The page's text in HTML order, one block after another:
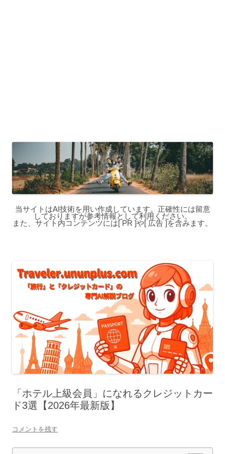
当サイトはAI技術を用い作成しています。正確性には留意
しておりますが参考情報として利用ください。
また、サイト内コンテンツには[ PR ]や[ 広告 ]を含みます。
「ホテル上級会員」になれるクレジットカー
ド3選【2026年最新版】
コメントを残す